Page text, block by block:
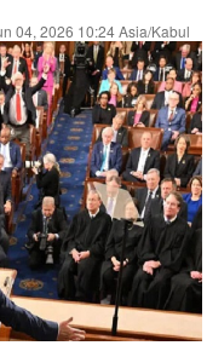
04, 2026 10:24 Asia/Kabul